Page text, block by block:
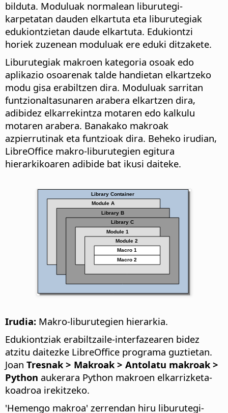
bilduta. Moduluak normalean liburutegi-
karpetatan dauden elkartuta eta liburutegiak
edukiontzietan daude elkartuta. Edukiontzi
horiek zuzenean moduluak ere eduki ditzakete.
Liburutegiak makroen kategoria osoak edo
aplikazio osoarenak talde handietan elkartzeko
modu gisa erabiltzen dira. Moduluak sarritan
funtzionaltasunaren arabera elkartzen dira,
adibidez elkarrekintza motaren edo kalkulu
motaren arabera. Banakako makroak
azpierrutinak eta funtzioak dira. Beheko irudian,
LibreOffice makro-liburutegien egitura
hierarkikoaren adibide bat ikusi daiteke.
Irudia: Makro-liburutegien hierarkia.
Edukiontziak erabiltzaile-interfazearen bidez
atzitu daitezke LibreOffice programa guztietan.
Joan Tresnak > Makroak > Antolatu makroak >
Python aukerara Python makroen elkarrizketa-
koadroa irekitzeko.
'Hemengo makroa' zerrendan hiru liburutegi-